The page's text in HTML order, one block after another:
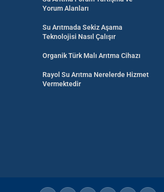
Yorum Alanları
Su Arıtmada Sekiz Aşama
Teknolojisi Nasıl Çalışır
Organik Türk Malı Arıtma Cihazı
Rayol Su Arıtma Nerelerde Hizmet
Vermektedir